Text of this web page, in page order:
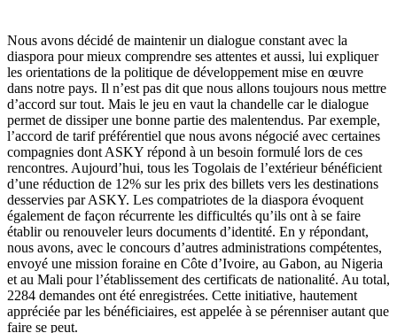
Nous avons décidé de maintenir un dialogue constant avec la
diaspora pour mieux comprendre ses attentes et aussi, lui expliquer
les orientations de la politique de développement mise en œuvre
dans notre pays. Il n’est pas dit que nous allons toujours nous mettre
d’accord sur tout. Mais le jeu en vaut la chandelle car le dialogue
permet de dissiper une bonne partie des malentendus. Par exemple,
l’accord de tarif préférentiel que nous avons négocié avec certaines
compagnies dont ASKY répond à un besoin formulé lors de ces
rencontres. Aujourd’hui, tous les Togolais de l’extérieur bénéficient
d’une réduction de 12% sur les prix des billets vers les destinations
desservies par ASKY. Les compatriotes de la diaspora évoquent
également de façon récurrente les difficultés qu’ils ont à se faire
établir ou renouveler leurs documents d’identité. En y répondant,
nous avons, avec le concours d’autres administrations compétentes,
envoyé une mission foraine en Côte d’Ivoire, au Gabon, au Nigeria
et au Mali pour l’établissement des certificats de nationalité. Au total,
2284 demandes ont été enregistrées. Cette initiative, hautement
appréciée par les bénéficiaires, est appelée à se pérenniser autant que
faire se peut.